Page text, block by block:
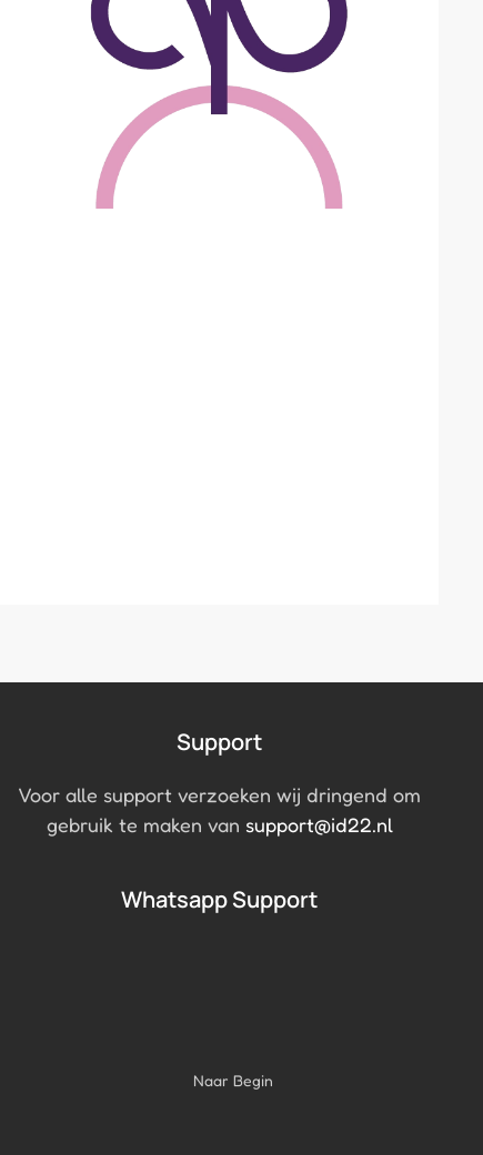
Support
Voor alle support verzoeken wij dringend om
gebruik te maken van support@id22.nl
Whatsapp Support
Naar Begin